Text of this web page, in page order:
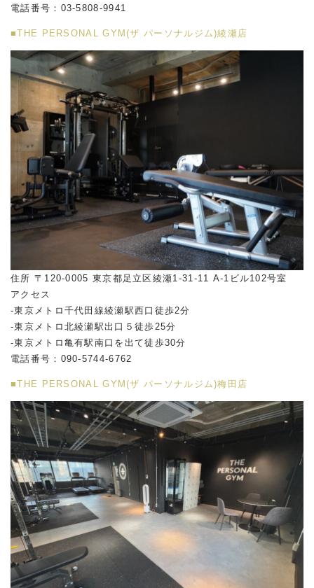
電話番号：03-5808-9941
■THE PERSONAL GYM(ザ パーソナルジム)綾瀬店
住所 〒120-0005 東京都足立区綾瀬1-31-11 A-1ビル102号室
アクセス
-東京メトロ千代田線綾瀬駅西口徒歩2分
-東京メトロ北綾瀬駅出口５徒歩25分
-東京メトロ亀有駅南口を出て徒歩30分
電話番号：090-5744-6762
■THE PERSONAL GYM(ザ パーソナルジム)梅田店